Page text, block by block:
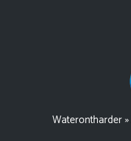
Waterontharder»